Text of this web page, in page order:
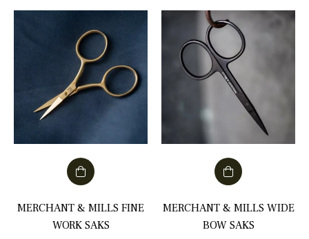
MERCHANT & MILLS FINE
WORK SAKS
MERCHANT & MILLS WIDE
BOW SAKS